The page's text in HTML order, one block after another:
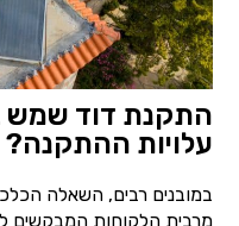
התקנת דוד שמש
עלויות ההתקנה?
במובנים רבים, השאלה
מרבית הלקוחות המבקשים